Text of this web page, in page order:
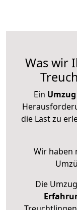
Was wir
Ein Umzug
die Last zu
Wir haben
Die